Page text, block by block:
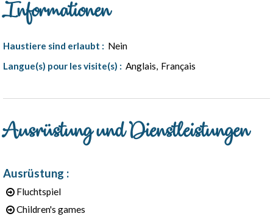
Informationen
Haustiere sind erlaubt : Nein
Langue(s) pour les visite(s) : Anglais Français
Ausrüstung und Dienstleistungen
Ausrüstung :
Fluchtspiel
Children's games